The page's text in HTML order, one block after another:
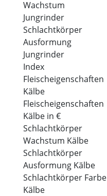
Wachstum
Jungrinder
Schlachtkörper
Ausformung
Jungrinder
Index
Fleischeigenschaften
Kälbe
Fleischeigenschaften
Kälbe in €
Schlachtkörper
Wachstum Kälbe
Schlachtkörper
Ausformung Kälbe
Schlachtkörper Farbe
Kälbe